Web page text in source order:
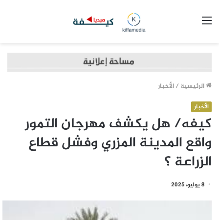
الرئيسية /الأخبار
الأخبار
كيفه/ هل يكشف مهرجان التمور
واقع المدينة المزري وفشل قطاع
الزراعة ؟
8 يوليو، 2025